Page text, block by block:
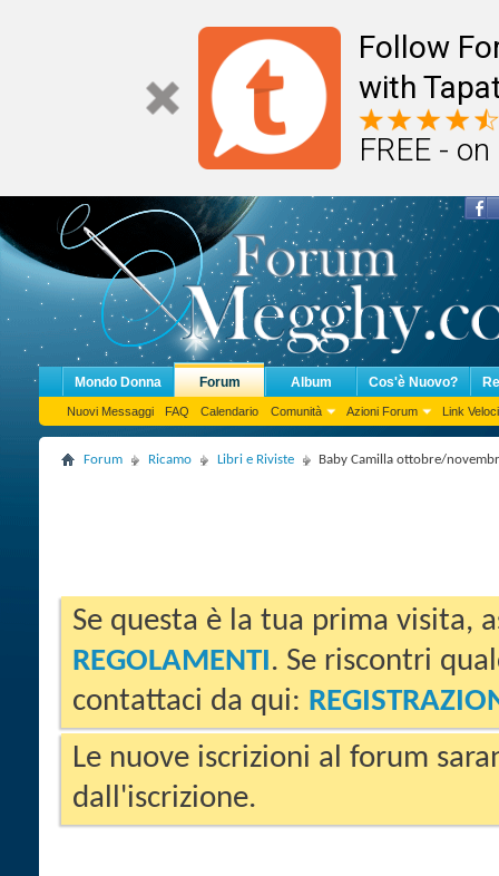
Follow
with
FREE -
Mondo Donna Forum
Nuovi Messaggi FAQ Calendario Comunità Azioni Forum Link Veloci
Album Cos'è Nuovo?
Forum Ricamo Libri e Riviste Baby Camilla ottobre/
Se questa è la tua prima visita,
REGOLAMENTI. Se riscontri
contattaci da qui:
Le nuove iscrizioni al forum
dall'iscrizione.